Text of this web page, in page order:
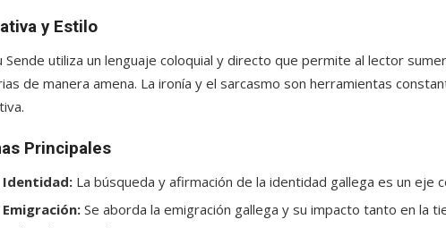
y Estilo
Sende utiliza un lenguaje coloquial y directo que permite al lector
de manera amena. La ironía y el sarcasmo son herramientas
Principales
Identidad: La búsqueda y afirmación de la identidad gallega es un eje
Emigración: Se aborda la emigración gallega y su impacto tanto en la